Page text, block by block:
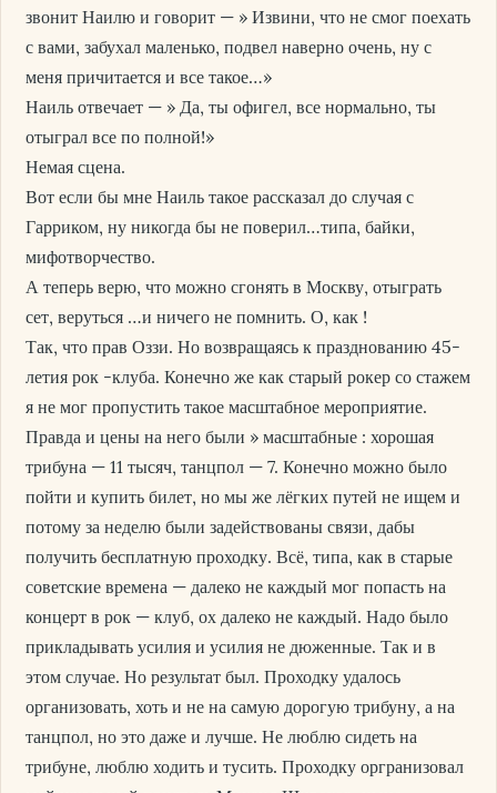
звонит Наилю и говорит — » Извини, что не смог поехать
с вами, забухал маленько, подвел наверно очень, ну с
меня причитается и все такое…»
Наиль отвечает — » Да, ты офигел, все нормально, ты
отыграл все по полной!»
Немая сцена.
Вот если бы мне Наиль такое рассказал до случая с
Гарриком, ну никогда бы не поверил…типа, байки,
мифотворчество.
А теперь верю, что можно сгонять в Москву, отыграть
сет, веруться …и ничего не помнить. О, как !
Так, что прав Оззи. Но возвращаясь к празднованию 45-
летия рок -клуба. Конечно же как старый рокер со стажем
я не мог пропустить такое масштабное мероприятие.
Правда и цены на него были » масштабные : хорошая
трибуна — 11 тысяч, танцпол — 7. Конечно можно было
пойти и купить билет, но мы же лёгких путей не ищем и
потому за неделю были задействованы связи, дабы
получить бесплатную проходку. Всё, типа, как в старые
советские времена — далеко не каждый мог попасть на
концерт в рок — клуб, ох далеко не каждый. Надо было
прикладывать усилия и усилия не дюженные. Так и в
этом случае. Но результат был. Проходку удалось
организовать, хоть и не на самую дорогую трибуну, а на
танцпол, но это даже и лучше. Не люблю сидеть на
трибуне, люблю ходить и тусить. Проходку оргранизовал